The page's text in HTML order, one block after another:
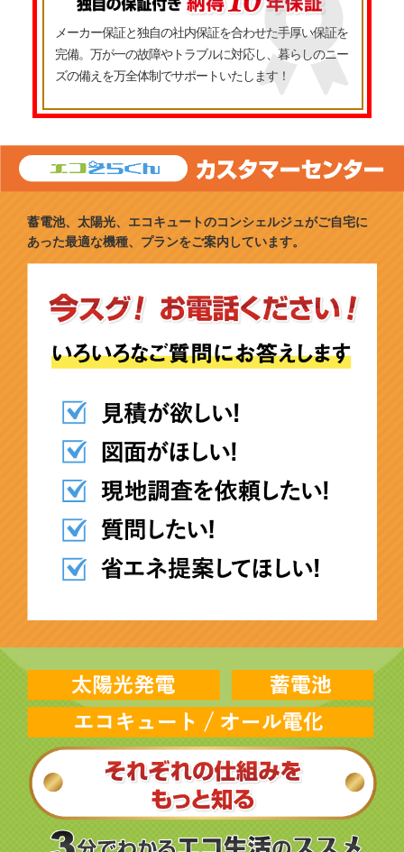
メーカー保証と独自の社内保証を合わせた手厚い保証を
完備。万が一の故障やトラブルに対応し、暮らしのニー
ズの備えを万全体制でサポートいたします！
蓄電池、太陽光、エコキュートのコンシェルジュがご自宅に
あった最適な機種、プランをご案内しています。